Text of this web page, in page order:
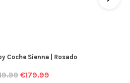
Coche Sienna | Rosado
€179.99